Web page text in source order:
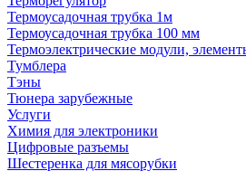
Термоусадочная трубка 1м
Термоусадочная трубка 100 мм
Термоэлектрические модули,
Тумблера
Тэны
Тюнера зарубежные
Услуги
Химия для электроники
Цифровые разъемы
Шестеренка для мясорубки